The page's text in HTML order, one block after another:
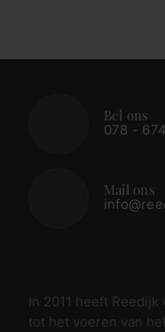
Bel ons
078 -
Mail ons
In 2011 heeft
tot het voeren van